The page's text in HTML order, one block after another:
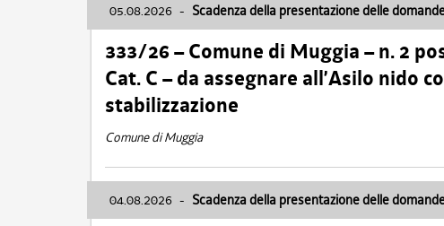
05.08.2026 - Scadenza della presentazione delle
333/26 – Comune di Muggia – n. 2
Cat. C – da assegnare all’Asilo nido
stabilizzazione
Comune di Muggia
04.08.2026 - Scadenza della presentazione delle